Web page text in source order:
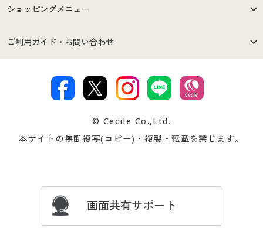
はじめての方へ
セシールご利用規約
著作権・商標について 会社案内
ショッピングメニュー
商品カテゴリ
プレゼント＆キャンペーン サイトマップ
ご利用ガイド・お問い合わせ
交換・返品は お支払は
ついて
忘れの場合
© Cecile Co.,Ltd.
本サイトの無断複写(コピー)・複製・転載を禁じます。
画面共有サポート